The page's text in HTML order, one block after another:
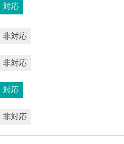
対応
非対応
非対応
対応
非対応